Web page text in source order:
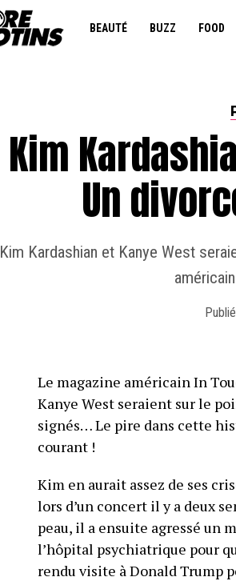
BEAUTÉ BUZZ FOOD
Kim
Un
Kim Kardashian et Kanye West
Le magazine américain In
Kanye West seraient sur le
signés… Le pire dans cette
courant !
Kim en aurait assez de ses
lors d’un concert il y a deux
peau, il a ensuite agressé un
l’hôpital psychiatrique pour
rendu visite à Donald Trump